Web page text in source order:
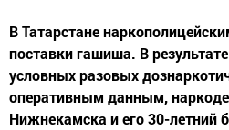
В Татарстане
поставки гашиша. В
условных разовых
оперативным данным,
Нижнекамска и его 30-летний